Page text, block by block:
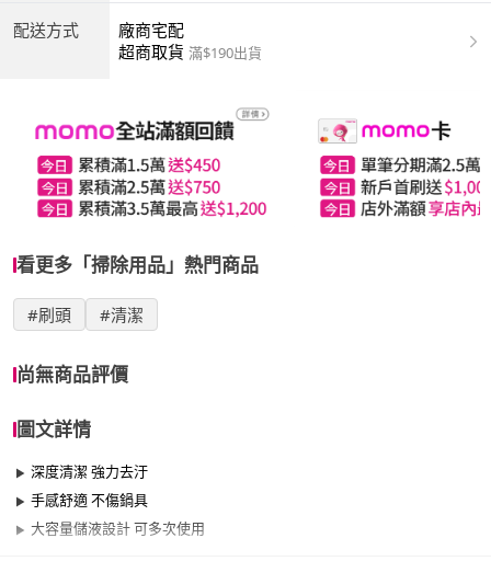
配送方式
廠商宅配
超商取貨 滿$190出貨
看更多「掃除用品」熱門商品
#刷頭 #清潔
尚無商品評價
圖文詳情
深度清潔 強力去汙
手感舒適 不傷鍋具
大容量儲液設計 可多次使用